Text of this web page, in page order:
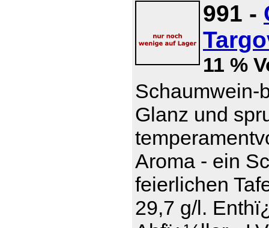
991 -
11 %
Schaumwein-
Glanz und
Aroma - ein
feierlichen
29,7 g/l.